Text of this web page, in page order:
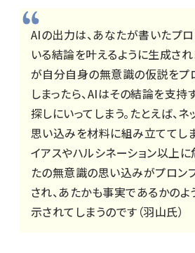
AIの出力は、あなたが書いたプ
いる結論を叶えるように生成され
が自分自身の無意識の仮説をプ
しまったら、AIはその結論を支持
探しにいってしまう。たとえば、
思い込みを材料に組み立ててしま
イアスやハルシネーション以上に
たの無意識の思い込みがプロン
され、あたかも事実であるかのよ
示されてしまうのです（羽山氏）